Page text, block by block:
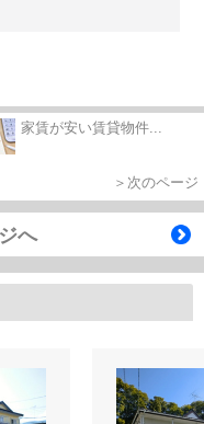
家賃が安い賃貸物件...
＞次のページ
へ